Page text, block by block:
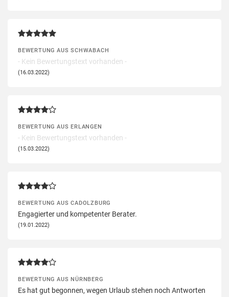
BEWERTUNG AUS SCHWABACH
- Kein Bewertungstext vorhanden -
(16.03.2022)
BEWERTUNG AUS ERLANGEN
- Kein Bewertungstext vorhanden -
(15.03.2022)
BEWERTUNG AUS CADOLZBURG
Engagierter und kompetenter Berater.
(19.01.2022)
BEWERTUNG AUS NÜRNBERG
Es hat gut begonnen, wegen Urlaub stehen noch Antworten